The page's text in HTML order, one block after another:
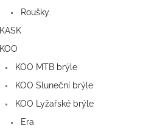
Roušky
KASK
KOO
KOO MTB brýle
KOO Sluneční brýle
KOO Lyžařské brýle
Era